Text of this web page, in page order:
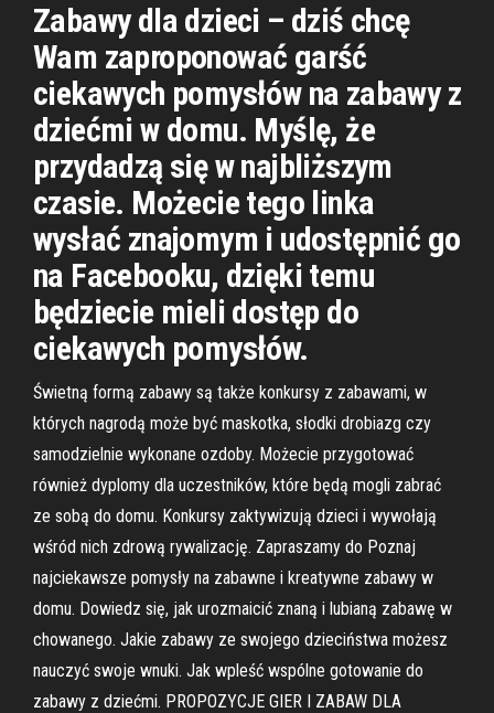
Zabawy dla dzieci – dziś chcę
Wam zaproponować garść
ciekawych pomysłów na zabawy z
dziećmi w domu. Myślę, że
przydadzą się w najbliższym
czasie. Możecie tego linka
wysłać znajomym i udostępnić go
na Facebooku, dzięki temu
będziecie mieli dostęp do
ciekawych pomysłów.
Świetną formą zabawy są także konkursy z zabawami, w
których nagrodą może być maskotka, słodki drobiazg czy
samodzielnie wykonane ozdoby. Możecie przygotować
również dyplomy dla uczestników, które będą mogli zabrać
ze sobą do domu. Konkursy zaktywizują dzieci i wywołają
wśród nich zdrową rywalizację. Zapraszamy do Poznaj
najciekawsze pomysły na zabawne i kreatywne zabawy w
domu. Dowiedz się, jak urozmaicić znaną i lubianą zabawę w
chowanego. Jakie zabawy ze swojego dzieciństwa możesz
nauczyć swoje wnuki. Jak wpleść wspólne gotowanie do
zabawy z dziećmi. PROPOZYCJE GIER I ZABAW DLA